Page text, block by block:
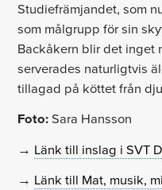
Studiefrämjandet, som
som målgrupp för sin
Backåkern blir det inget
serverades naturligtvis
tillagad på köttet från
Foto: Sara Hansson
→ Länk till inslag i SVT
→ Länk till Mat, musik,